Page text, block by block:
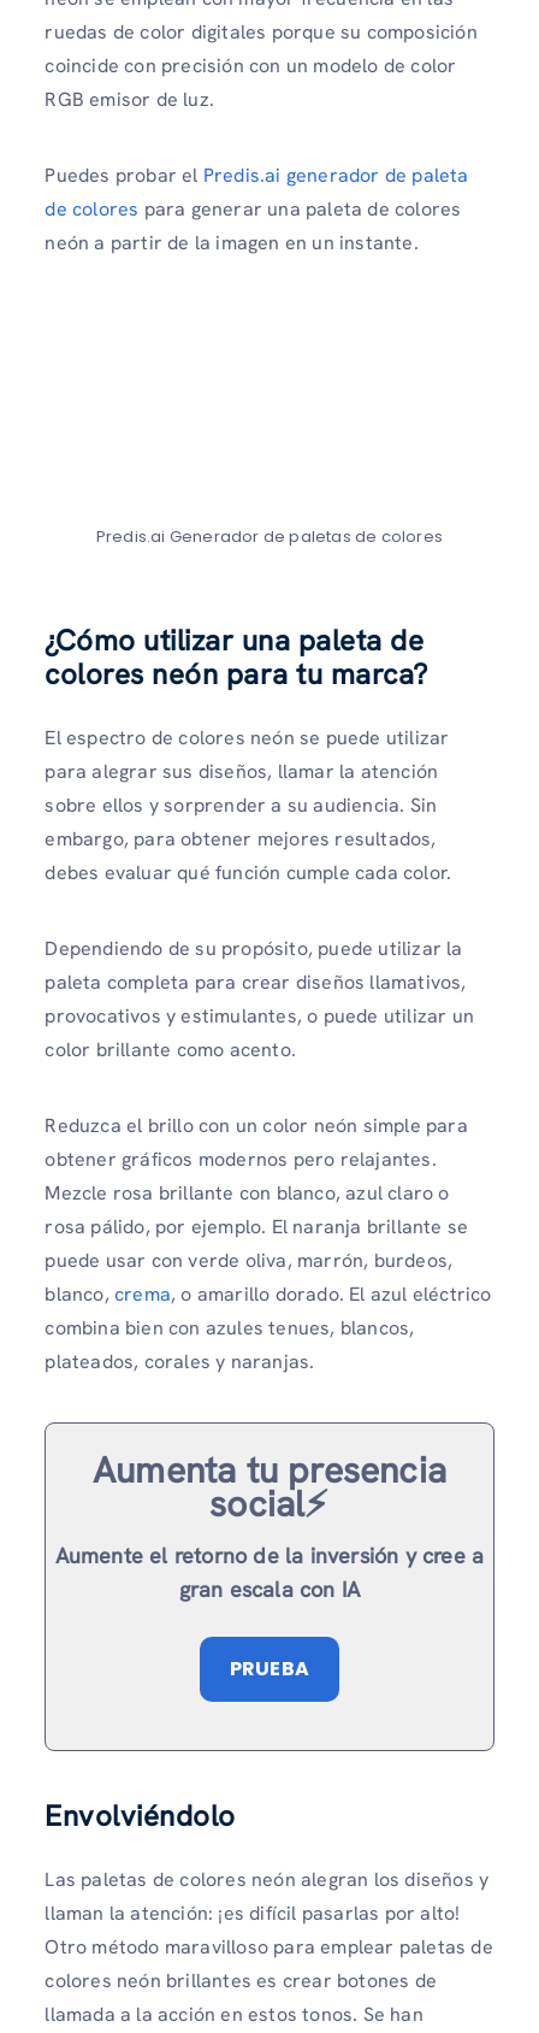
ruedas de color digitales porque su composición
coincide con precisión con un modelo de color
RGB emisor de luz.
Puedes probar el Predis.ai generador de paleta
de colores para generar una paleta de colores
neón a partir de la imagen en un instante.
Predis.ai Generador de paletas de colores
¿Cómo utilizar una paleta de
colores neón para tu marca?
El espectro de colores neón se puede utilizar
para alegrar sus diseños, llamar la atención
sobre ellos y sorprender a su audiencia. Sin
embargo, para obtener mejores resultados,
debes evaluar qué función cumple cada color.
Dependiendo de su propósito, puede utilizar la
paleta completa para crear diseños llamativos,
provocativos y estimulantes, o puede utilizar un
color brillante como acento.
Reduzca el brillo con un color neón simple para
obtener gráficos modernos pero relajantes.
Mezcle rosa brillante con blanco, azul claro o
rosa pálido, por ejemplo. El naranja brillante se
puede usar con verde oliva, marrón, burdeos,
blanco, crema, o amarillo dorado. El azul eléctrico
combina bien con azules tenues, blancos,
plateados, corales y naranjas.
Aumenta tu presencia
social⚡️
Aumente el retorno de la inversión y cree a
gran escala con IA
PRUEBA
Envolviéndolo
Las paletas de colores neón alegran los diseños y
llaman la atención: ¡es difícil pasarlas por alto!
Otro método maravilloso para emplear paletas de
colores neón brillantes es crear botones de
llamada a la acción en estos tonos. Se han